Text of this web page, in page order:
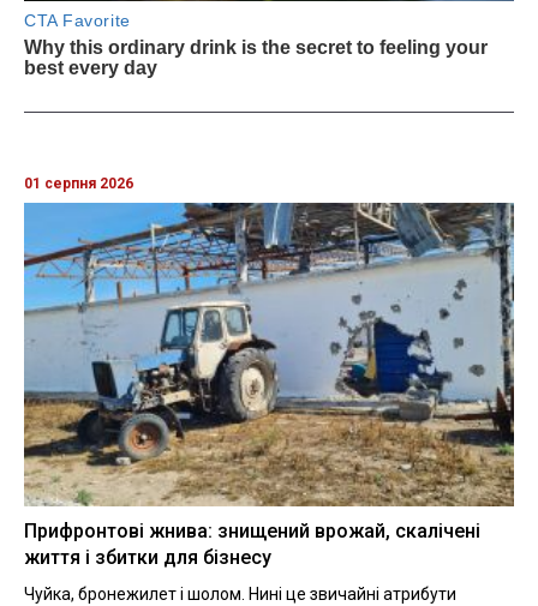
01 серпня 2026
Прифронтові жнива: знищений врожай, скалічені
життя і збитки для бізнесу
Чуйка, бронежилет і шолом. Нині це звичайні атрибути